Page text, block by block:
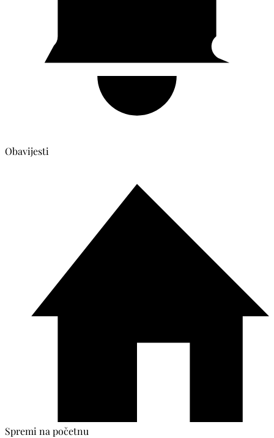
Obavijesti
Spremi na početnu